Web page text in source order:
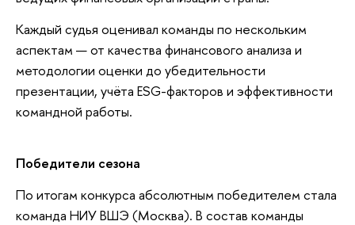
Каждый судья оценивал команды по нескольким
аспектам — от качества финансового анализа и
методологии оценки до убедительности
презентации, учёта ESG-факторов и эффективности
командной работы.
Победители сезона
По итогам конкурса абсолютным победителем стала
команда НИУ ВШЭ (Москва). В состав команды